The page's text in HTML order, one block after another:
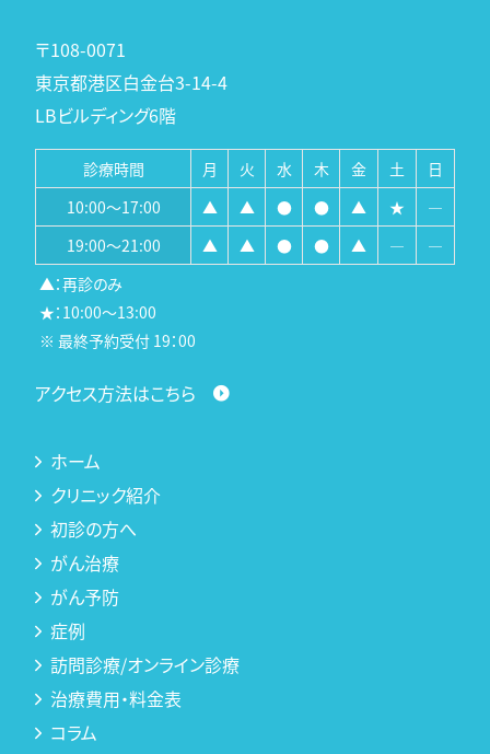
〒108-0071
東京都港区白金台3-14-4
LBビルディング6階
診療時間 月 火 水 木 金 土
日
10:00～17:00
▲ ▲ ● ● ▲ ★
―
19:00～21:00
▲ ▲ ● ● ▲ ―
―
▲：再診のみ
★：10:00～13:00
※ 最終予約受付 19：00
アクセス方法はこちら
ホーム
クリニック紹介
初診の方へ
がん治療
がん予防
症例
訪問診療/オンライン診療
治療費用・料金表
コラム